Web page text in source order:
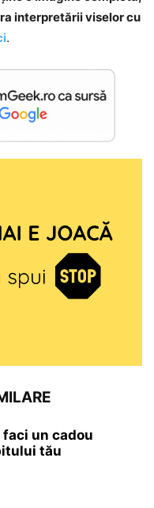
interpretării viselor cu
.
un cadou
tău